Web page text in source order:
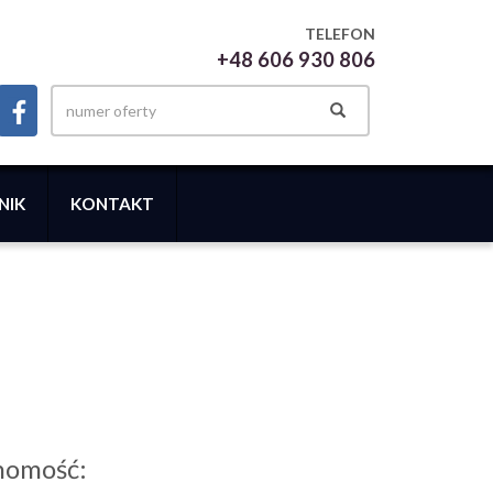
TELEFON
+48 606 930 806
KONTAKT